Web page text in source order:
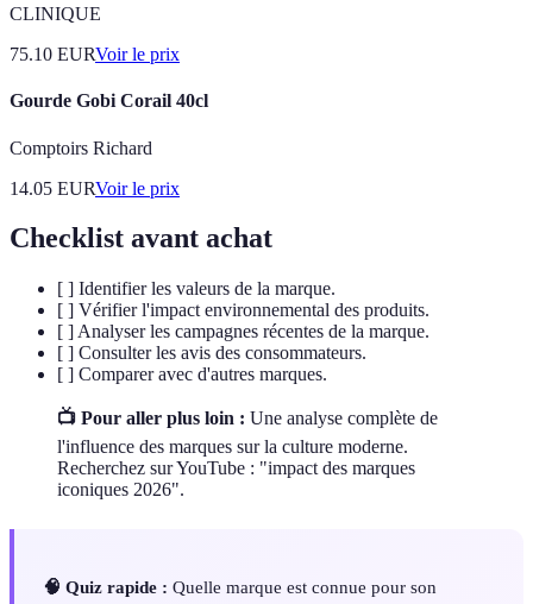
CLINIQUE
75.10 EURVoir le prix
Gourde Gobi Corail 40cl
Comptoirs Richard
14.05 EURVoir le prix
Checklist avant achat
[ ] Identifier les valeurs de la marque.
[ ] Vérifier l'impact environnemental des produits.
[ ] Analyser les campagnes récentes de la marque.
[ ] Consulter les avis des consommateurs.
[ ] Comparer avec d'autres marques.
📺 Pour aller plus loin : Une analyse complète de
l'influence des marques sur la culture moderne.
Recherchez sur YouTube : "impact des marques
iconiques 2026".
🧠 Quiz rapide : Quelle marque est connue pour son